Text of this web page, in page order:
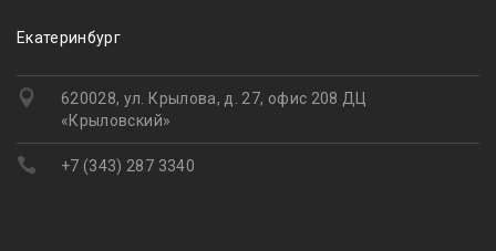
Екатеринбург
620028, ул. Крылова, д. 27, офис 208 ДЦ
«Крыловский»
+7 (343) 287 3340